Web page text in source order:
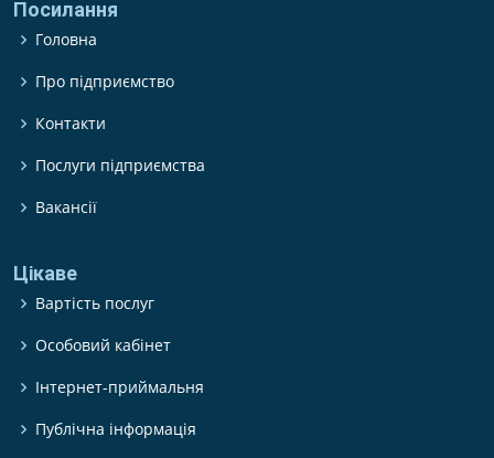
Посилання
Головна
Про підприємство
Контакти
Послуги підприємства
Вакансії
Цікаве
Вартість послуг
Особовий кабінет
Інтернет-приймальня
Публічна інформація